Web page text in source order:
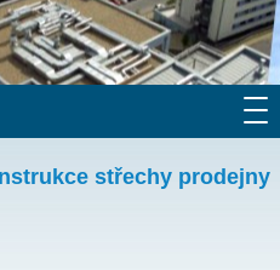
střechy prodejny